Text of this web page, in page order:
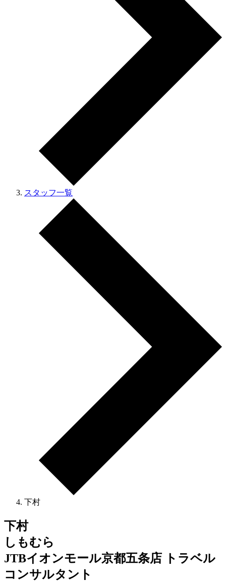
スタッフ一覧
下村
下村
しもむら
JTBイオンモール京都五条店 トラベル
コンサルタント